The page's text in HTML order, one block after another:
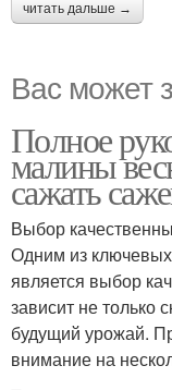
читать дальше →
Вас может
Полное
малины
сажать
Выбор
Одним из
является выбор
зависит не только
будущий урожай.
внимание на